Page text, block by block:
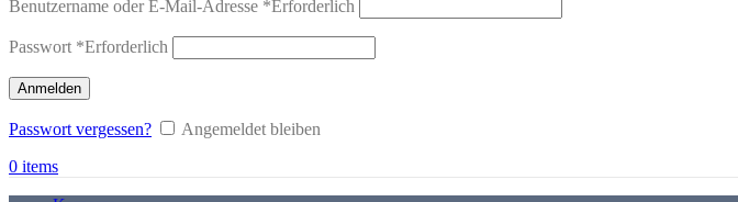
Benutzername oder E-Mail-Adresse *Erforderlich
Passwort *Erforderlich
Anmelden
Passwort vergessen?
Angemeldet bleiben
0 items